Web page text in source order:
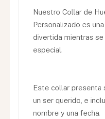
Nuestro Collar de
Personalizado es
divertida mientras
especial.
Este collar presenta
un ser querido, e
nombre y una fecha.